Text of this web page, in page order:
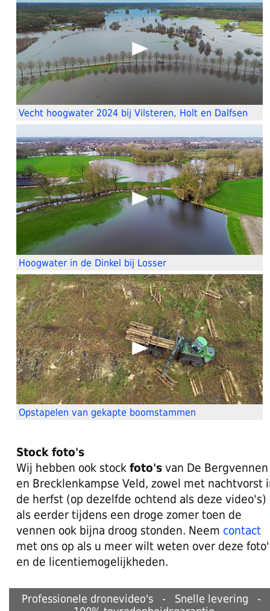
Vecht hoogwater 2024 bij Vilsteren, Holt en Dalfsen
Hoogwater in de Dinkel bij Losser
Opstapelen van gekapte boomstammen
Stock foto's
Wij hebben ook stock foto's van De Bergvennen
en Brecklenkampse Veld, zowel met nachtvorst
de herfst (op dezelfde ochtend als deze video's)
als eerder tijdens een droge zomer toen de
vennen ook bijna droog stonden. Neem contact
met ons op als u meer wilt weten over deze
en de licentiemogelijkheden.
Professionele dronevideo's - Snelle levering -